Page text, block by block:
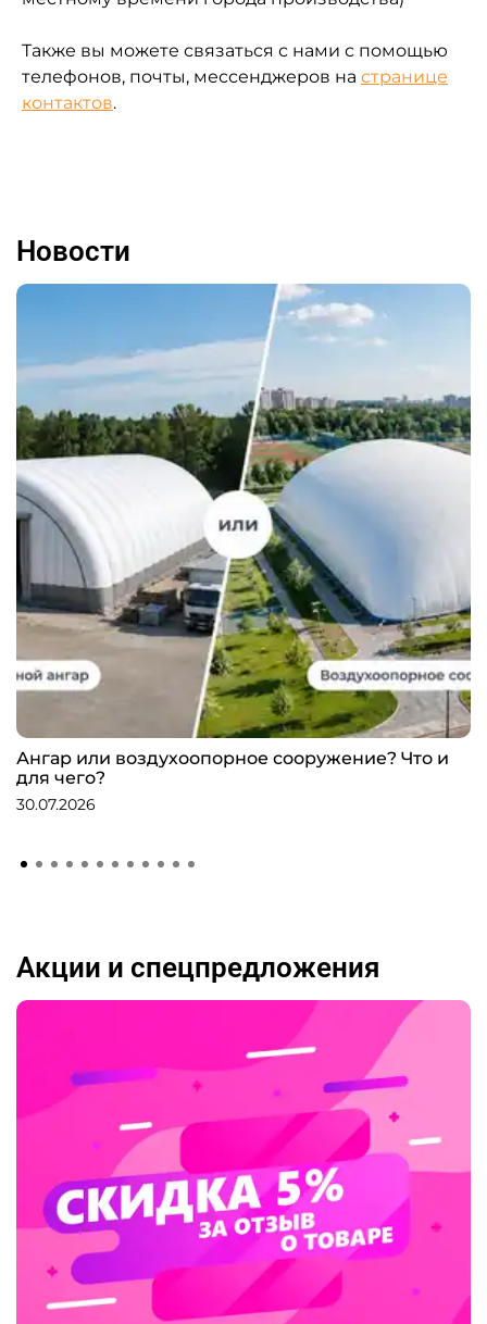
Также вы можете связаться с нами с помощью
телефонов, почты, мессенджеров на странице
контактов.
Новости
Ангар или воздухоопорное сооружение? Что и
для чего?
30.07.2026
Акции и спецпредложения